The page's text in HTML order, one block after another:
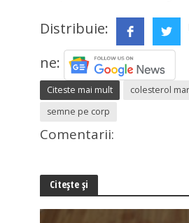
Distribuie:
ne:
Citeste mai mult
colesterol
semne pe corp
Comentarii:
Citește și